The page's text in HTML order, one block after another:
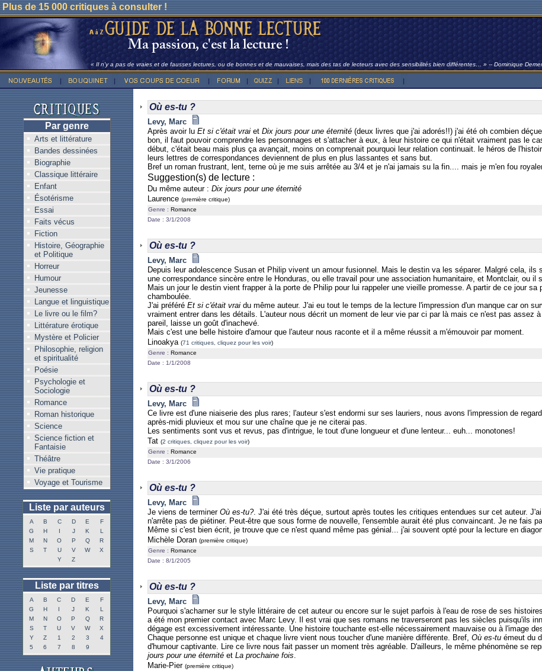
Plus de 15 000 critiques à consulter !
« Il n'y a pas de vraies et de fausses lectures, ou de bonnes et de mauvaises, mais des tas de lecteurs avec des sensibilités bien différentes… » -- Dominique
Par genre
Arts et littérature
Bandes dessinées
Biographie
Classique littéraire
Enfant
Ésotérisme
Essai
Faits vécus
Fiction
Histoire, Géographie
et Politique
Horreur
Humour
Jeunesse
Langue et linguistique
Le livre ou le film?
Littérature érotique
Mystère et Policier
Philosophie, religion
et spiritualité
Poésie
Psychologie et
Sociologie
Romance
Roman historique
Science
Science fiction et
Fantaisie
Théâtre
Vie pratique
Voyage et Tourisme
Liste par auteurs
A B C D E
F
G
H I J K
L
M
N O P Q
R
S
T U V W
X
Y
Z
Liste par titres
A B C D E
F
G
H I J K
L
M
N O P Q
R
S
T U V W
X
Y
Z 1 2 3
4
5
6 7 8 9
Où es-tu ?
Levy, Marc
Après avoir lu Et si c'était vrai et Dix jours pour une éternité (deux livres que j'ai adorés!!) j'ai été oh combien
bon, il faut pouvoir comprendre les personnages et s'attacher à eux, à leur histoire ce qui n'était vraiment pas le
début, c'était beau mais plus ça avançait, moins on comprenait pourquoi leur relation continuait. le héros de
leurs lettres de correspondances deviennent de plus en plus lassantes et sans but.
Bref un roman frustrant, lent, terne où je me suis arrêtée au 3/4 et je n'ai jamais su la fin.... mais je m'en fou
Suggestion(s) de lecture :
Du même auteur : Dix jours pour une éternité
Laurence (première critique)
Genre : Romance
Date : 3/1/2008
Où es-tu ?
Levy, Marc
Depuis leur adolescence Susan et Philip vivent un amour fusionnel. Mais le destin va les séparer. Malgré cela, ils
une correspondance sincère entre le Honduras, ou elle travail pour une association humanitaire, et Montclair, ou il
Mais un jour le destin vient frapper à la porte de Philip pour lui rappeler une vieille promesse. A partir de ce jour sa
chamboulée.
J'ai préféré Et si c'était vrai du même auteur. J'ai eu tout le temps de la lecture l'impression d'un manque car on
vraiment entrer dans les détails. L'auteur nous décrit un moment de leur vie par ci par là mais ce n'est pas assez
pareil, laisse un goût d'inachevé.
Mais c'est une belle histoire d'amour que l'auteur nous raconte et il a même réussit a m'émouvoir par moment.
Linoakya (71 critiques, cliquez pour les voir)
Genre : Romance
Date : 1/1/2008
Où es-tu ?
Levy, Marc
Ce livre est d'une niaiserie des plus rares; l'auteur s'est endormi sur ses lauriers, nous avons l'impression de
après-midi pluvieux et mou sur une chaîne que je ne citerai pas.
Les sentiments sont vus et revus, pas d'intrigue, le tout d'une longueur et d'une lenteur... euh... monotones!
Tat (2 critiques, cliquez pour les voir)
Genre : Romance
Date : 3/1/2006
Où es-tu ?
Levy, Marc
Je viens de terminer Où es-tu?. J'ai été très déçue, surtout après toutes les critiques entendues sur cet auteur.
n'arrête pas de piétiner. Peut-être que sous forme de nouvelle, l'ensemble aurait été plus convaincant. Je ne fais
Même si c'est bien écrit, je trouve que ce n'est quand même pas génial... j'ai souvent opté pour la lecture en
Michèle Doran (première critique)
Genre : Romance
Date : 8/1/2005
Où es-tu ?
Levy, Marc
Pourquoi s'acharner sur le style littéraire de cet auteur ou encore sur le sujet parfois à l'eau de rose de ses
a été mon premier contact avec Marc Levy. Il est vrai que ses romans ne traverseront pas les siècles puisqu'ils
dégage est excessivement intéressante. Une histoire touchante est-elle nécessairement mauvaise ou à l'image
Chaque personne est unique et chaque livre vient nous toucher d'une manière différente. Bref, Où es-tu émeut du
d'humour captivante. Lire ce livre nous fait passer un moment très agréable. D'ailleurs, le même phénomène se
jours pour une éternité et La prochaine fois.
Marie-Pier (première critique)